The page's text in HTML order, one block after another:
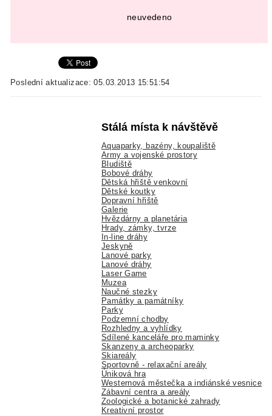
neuvedeno
Poslední aktualizace: 05.03.2013 15:51:54
Stálá místa k návštěvě
Aquaparky, bazény, koupaliště
Army a vojenské prostory
Bludiště
Bobové dráhy
Dětská hřiště venkovní
Dětské koutky
Dopravní hřiště
Galerie
Hvězdárny a planetária
Hrady, zámky, tvrze
In-line dráhy
Jeskyně
Lanové parky
Lanové dráhy
Laser Game
Muzea
Naučné stezky
Památky a památníky
Parky
Podzemní chodby
Rozhledny a vyhlídky
Sdílené kanceláře pro maminky
Skanzeny a archeoparky
Skiareály
Sportovně - relaxační areály
Úniková hra
Westernová městečka a indiánské vesnice
Zábavní centra a areály
Zoologické a botanické zahrady
Kreativní prostor